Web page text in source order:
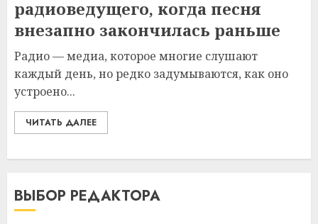
радиоведущего, когда песня
внезапно закончилась раньше
Радио — медиа, которое многие слушают
каждый день, но редко задумываются, как оно
устроено...
ЧИТАТЬ ДАЛЕЕ
ВЫБОР РЕДАКТОРА